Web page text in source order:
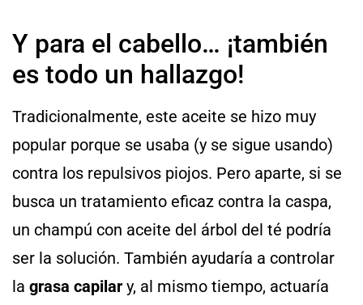
Y para el cabello… ¡también
es todo un hallazgo!
Tradicionalmente, este aceite se hizo muy
popular porque se usaba (y se sigue usando)
contra los repulsivos piojos. Pero aparte, si se
busca un tratamiento eficaz contra la caspa,
un champú con aceite del árbol del té podría
ser la solución. También ayudaría a controlar
la grasa capilar y, al mismo tiempo, actuaría